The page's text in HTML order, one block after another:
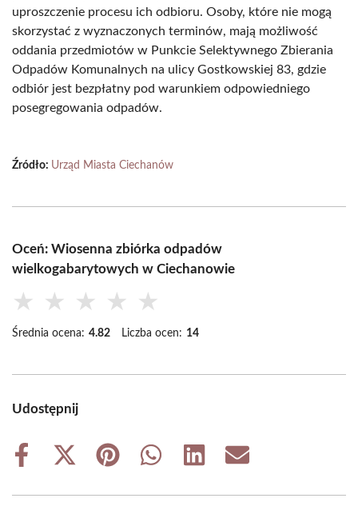
uproszczenie procesu ich odbioru. Osoby, które nie mogą
skorzystać z wyznaczonych terminów, mają możliwość
oddania przedmiotów w Punkcie Selektywnego Zbierania
Odpadów Komunalnych na ulicy Gostkowskiej 83, gdzie
odbiór jest bezpłatny pod warunkiem odpowiedniego
posegregowania odpadów.
Źródło: Urząd Miasta Ciechanów
Oceń: Wiosenna zbiórka odpadów
wielkogabarytowych w Ciechanowie
★ ★ ★ ★ ★
Średnia ocena: 4.82 Liczba ocen: 14
Udostępnij
Share
Share
(Twitter)
Share
Share
Share
Share